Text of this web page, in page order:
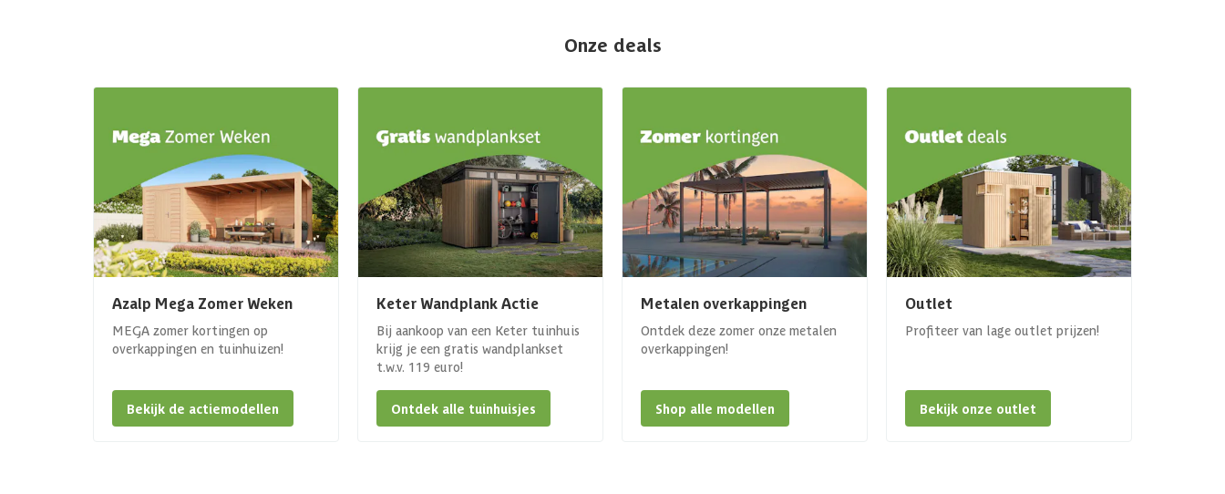
Onze deals
Azalp Mega Zomer Weken
MEGA zomer kortingen op
overkappingen en tuinhuizen!
Bekijk de actiemodellen
Keter Wandplank Actie
Bij aankoop van een Keter tuinhuis
krijg je een gratis wandplankset
t.w.v. 119 euro!
Ontdek alle tuinhuisjes
Metalen overkappingen
Ontdek deze zomer onze metalen
overkappingen!
Shop alle modellen
Outlet
Profiteer van lage outlet prijzen!
Bekijk onze outlet